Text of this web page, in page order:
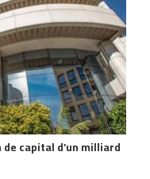
capital d’un milliard